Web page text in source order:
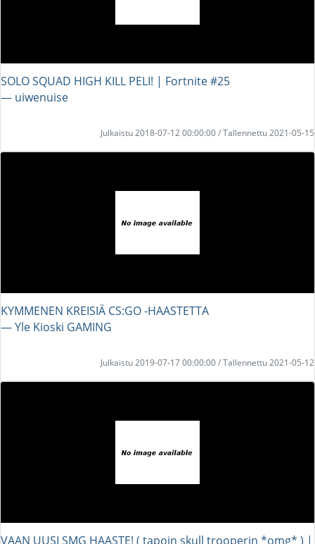
SOLO SQUAD HIGH KILL PELI! | Fortnite #25
― uiwenuise
Julkaistu 2018-07-12 00:00:00 / Tallennettu 2021-05-15
KYMMENEN KREISIÄ CS:GO -HAASTETTA
― Yle Kioski GAMING
Julkaistu 2019-07-17 00:00:00 / Tallennettu 2021-05-12
VAAN UUSI SMG HAASTE! ( tapoin skull trooperin *omg* ) |